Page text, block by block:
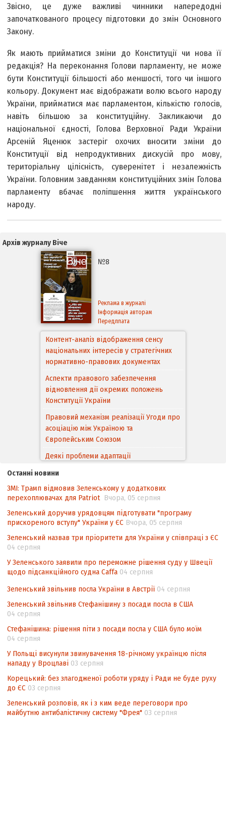
Звісно, це дуже важливі чинники напередодні
започаткованого процесу підготовки до змін Основного
Закону.
Як мають прийматися зміни до Конституції чи нова її
редакція? На переконання Голови парламенту, не може
бути Конституції більшості або меншості, того чи іншого
кольору. Документ має відображати волю всього народу
України, прийматися має парламентом, кількістю голосів,
навіть більшою за конституційну. Закликаючи до
національної єдності, Голова Верховної Ради України
Арсеній Яценюк застеріг охочих вносити зміни до
Конституції від непродуктивних дискусій про мову,
територіальну цілісність, суверенітет і незалежність
України. Головним завданням конституційних змін Голова
парламенту вбачає поліпшення життя українського
народу.
Архів журналу Віче
№8
Реклама в журналі
Інформація авторам
Передплата
Контент-аналіз відображення сенсу
національних інтересів у стратегічних
нормативно-правових документах
Аспекти правового забезпечення
відновлення дії окремих положень
Конституції України
Правовий механізм реалізації Угоди про
асоціацію між Україною та
Європейським Cоюзом
Деякі проблеми адаптації
походження товарів відповідно до
Угоди про торговельні аспекти прав
інтелектуальної власності (TRIPS) у
контексті євроінтеграції
Аналіз виборчого законодавства щодо
невизначеності механізму повторного
Інформаційна безпека суспільства
Останні новини
ЗМІ: Трамп відмовив Зеленському у додаткових
перехоплювачах для Patriot Вчора, 05 серпня
Зеленський доручив урядовцям підготувати "програму
прискореного вступу" України у ЄС Вчора, 05 серпня
Зеленський назвав три пріоритети для України у співпраці з ЄС
04 серпня
У Зеленського заявили про переможне рішення суду у Швеції
щодо підсанкційного судна Caffa 04 серпня
Зеленський звільнив посла України в Австрії 04 серпня
Зеленський звільнив Стефанішину з посади посла в США
04 серпня
Стефанішина: рішення піти з посади посла у США було моїм
04 серпня
У Польщі висунули звинувачення 18-річному українцю після
нападу у Вроцлаві 03 серпня
Корецький: без злагодженої роботи уряду і Ради не буде руху
до ЄС 03 серпня
Зеленський розповів, як і з ким веде переговори про
майбутню антибалістичну систему "Фрея" 03 серпня